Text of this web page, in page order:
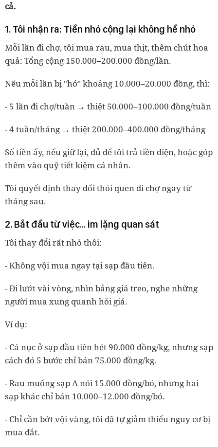
cả.
1. Tôi nhận ra: Tiền nhỏ cộng lại không hề nhỏ
Mỗi lần đi chợ, tôi mua rau, mua thịt, thêm chút hoa
quả: Tổng cộng 150.000–200.000 đồng/lần.
Nếu mỗi lần bị "hớ" khoảng 10.000–20.000 đồng, thì:
- 5 lần đi chợ/tuần → thiệt 50.000–100.000 đồng/tuần
- 4 tuần/tháng → thiệt 200.000–400.000 đồng/tháng
Số tiền ấy, nếu giữ lại, đủ để tôi trả tiền điện, hoặc góp
thêm vào quỹ tiết kiệm cá nhân.
Tôi quyết định thay đổi thói quen đi chợ ngay từ
tháng sau.
2. Bắt đầu từ việc... im lặng quan sát
Tôi thay đổi rất nhỏ thôi:
- Không vội mua ngay tại sạp đầu tiên.
- Đi lướt vài vòng, nhìn bảng giá treo, nghe những
người mua xung quanh hỏi giá.
Ví dụ:
- Cá nục ở sạp đầu tiên hét 90.000 đồng/kg, nhưng sạp
cách đó 5 bước chỉ bán 75.000 đồng/kg.
- Rau muống sạp A nói 15.000 đồng/bó, nhưng hai
sạp khác chỉ bán 10.000–12.000 đồng/bó.
- Chỉ cần bớt vội vàng, tôi đã tự giảm thiểu nguy cơ bị
mua đắt.